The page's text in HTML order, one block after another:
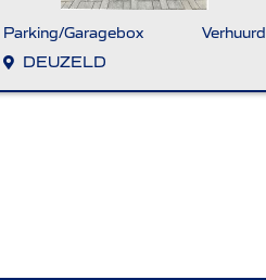
Parking/Garagebox Verhuurd
DEUZELD